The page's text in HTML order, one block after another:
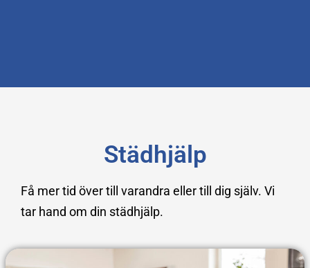
Städhjälp
Få mer tid över till varandra eller till dig själv. Vi
tar hand om din städhjälp.